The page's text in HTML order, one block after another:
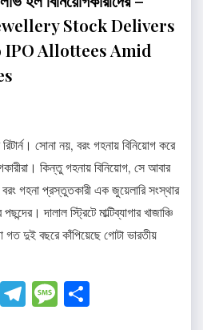
Stock Delivers
IPO Allottees Amid
সোনা নয়, বরং গহনায় বিনিয়োগ করে
কিন্তু গহনায় বিনিয়োগ, সে আবার
গহনা প্রস্তুতকারী এক জুয়েলারি সংস্থার
দালাল স্ট্রিটে মাল্টিব্যাগার খাজাঞ্চি
গত দুই বছরে কাঁপিয়েছে গোটা ভারতীয়
X Telegram
Message